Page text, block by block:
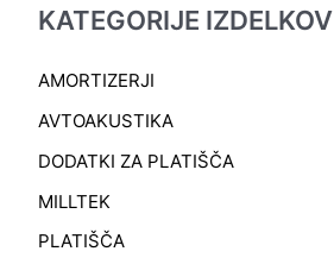
KATEGORIJE IZDELKOV
AMORTIZERJI
AVTOAKUSTIKA
DODATKI ZA PLATIŠČA
MILLTEK
PLATIŠČA